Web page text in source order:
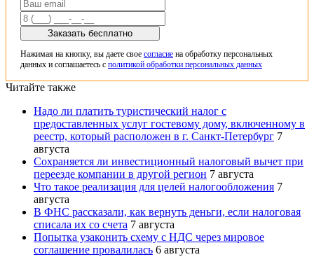
Заказать бесплатно
Нажимая на кнопку, вы даете свое согласие на обработку персональных
данных и соглашаетесь с политикой обработки персональных данных
Читайте также
Надо ли платить туристический налог с
предоставленных услуг гостевому дому, включенному в
реестр, который расположен в г. Санкт-Петербург 7
августа
Сохраняется ли инвестиционный налоговый вычет при
переезде компании в другой регион 7 августа
Что такое реализация для целей налогообложения 7
августа
В ФНС рассказали, как вернуть деньги, если налоговая
списала их со счета 7 августа
Попытка узаконить схему с НДС через мировое
соглашение провалилась 6 августа